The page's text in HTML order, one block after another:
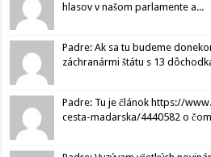
hlasov v našom parlamente a...
Padre: Ak sa tu budeme
záchranármi štátu s 13
Padre: Tu je článok https://
cesta-madarska/4440582 o